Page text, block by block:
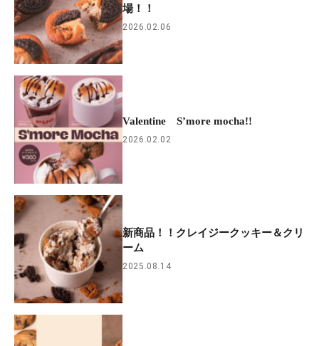
場！！
2026.02.06
Valentine S’more mocha!!
2026.02.02
新商品！！クレイジークッキー＆クリ
ーム
2025.08.14